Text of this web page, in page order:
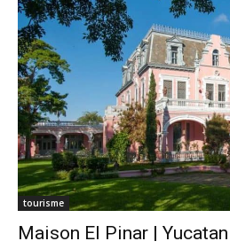
tourisme
Maison El Pinar |